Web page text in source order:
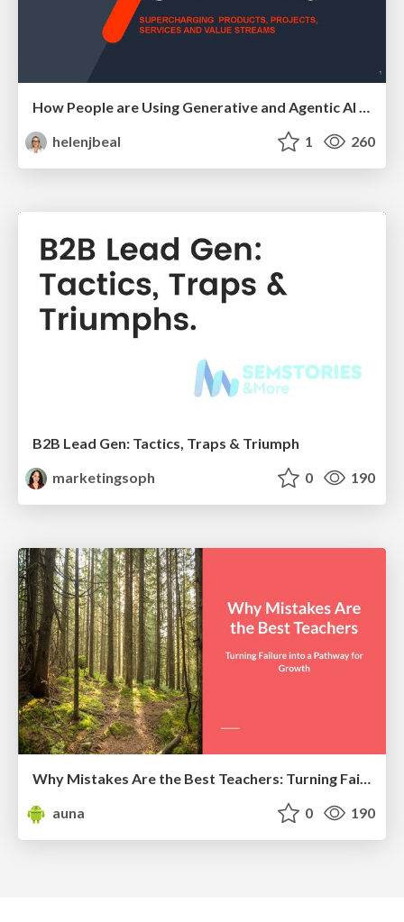
How People are Using Generative and Agentic AI to Supercharge Their Products, Projects, Services and Value Streams Today
helenjbeal
1 260
B2B Lead Gen: Tactics, Traps & Triumph
marketingsoph
0 190
Why Mistakes Are the Best Teachers: Turning Failure into a Pathway for Growth
auna
0 190